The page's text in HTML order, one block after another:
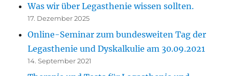
Was wir über Legasthenie wissen sollten.
17. Dezember 2025
Online-Seminar zum bundesweiten Tag der
Legasthenie und Dyskalkulie am 30.09.2021
14. September 2021